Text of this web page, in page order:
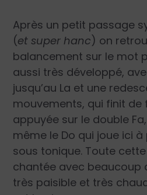
Après un petit passage
(et super hanc) on
balancement sur le mot
aussi très développé,
jusqu’au La et une
mouvements, qui finit de
appuyée sur le double
même le Do qui joue ici
sous tonique. Toute
chantée avec beaucoup
très paisible et très